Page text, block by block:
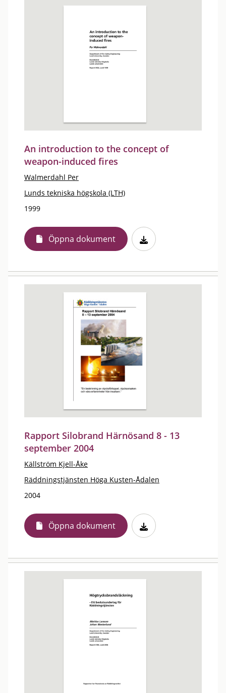
An introduction to the concept of
weapon-induced fires
Walmerdahl Per
Lunds tekniska högskola (LTH)
1999
Öppna dokument
Rapport Silobrand Härnösand 8 - 13
september 2004
Källström Kjell-Åke
Räddningstjänsten Höga Kusten-Ådalen
2004
Öppna dokument